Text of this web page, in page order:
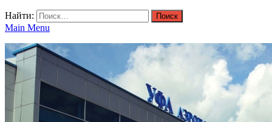
Найти:
Main Menu